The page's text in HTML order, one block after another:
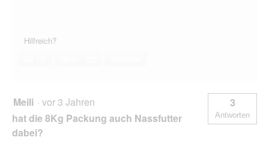
Hilfreich?
Meili · vor 3 Jahren
hat die 8Kg Packung auch Nassfutter
dabei?
3
Antworten